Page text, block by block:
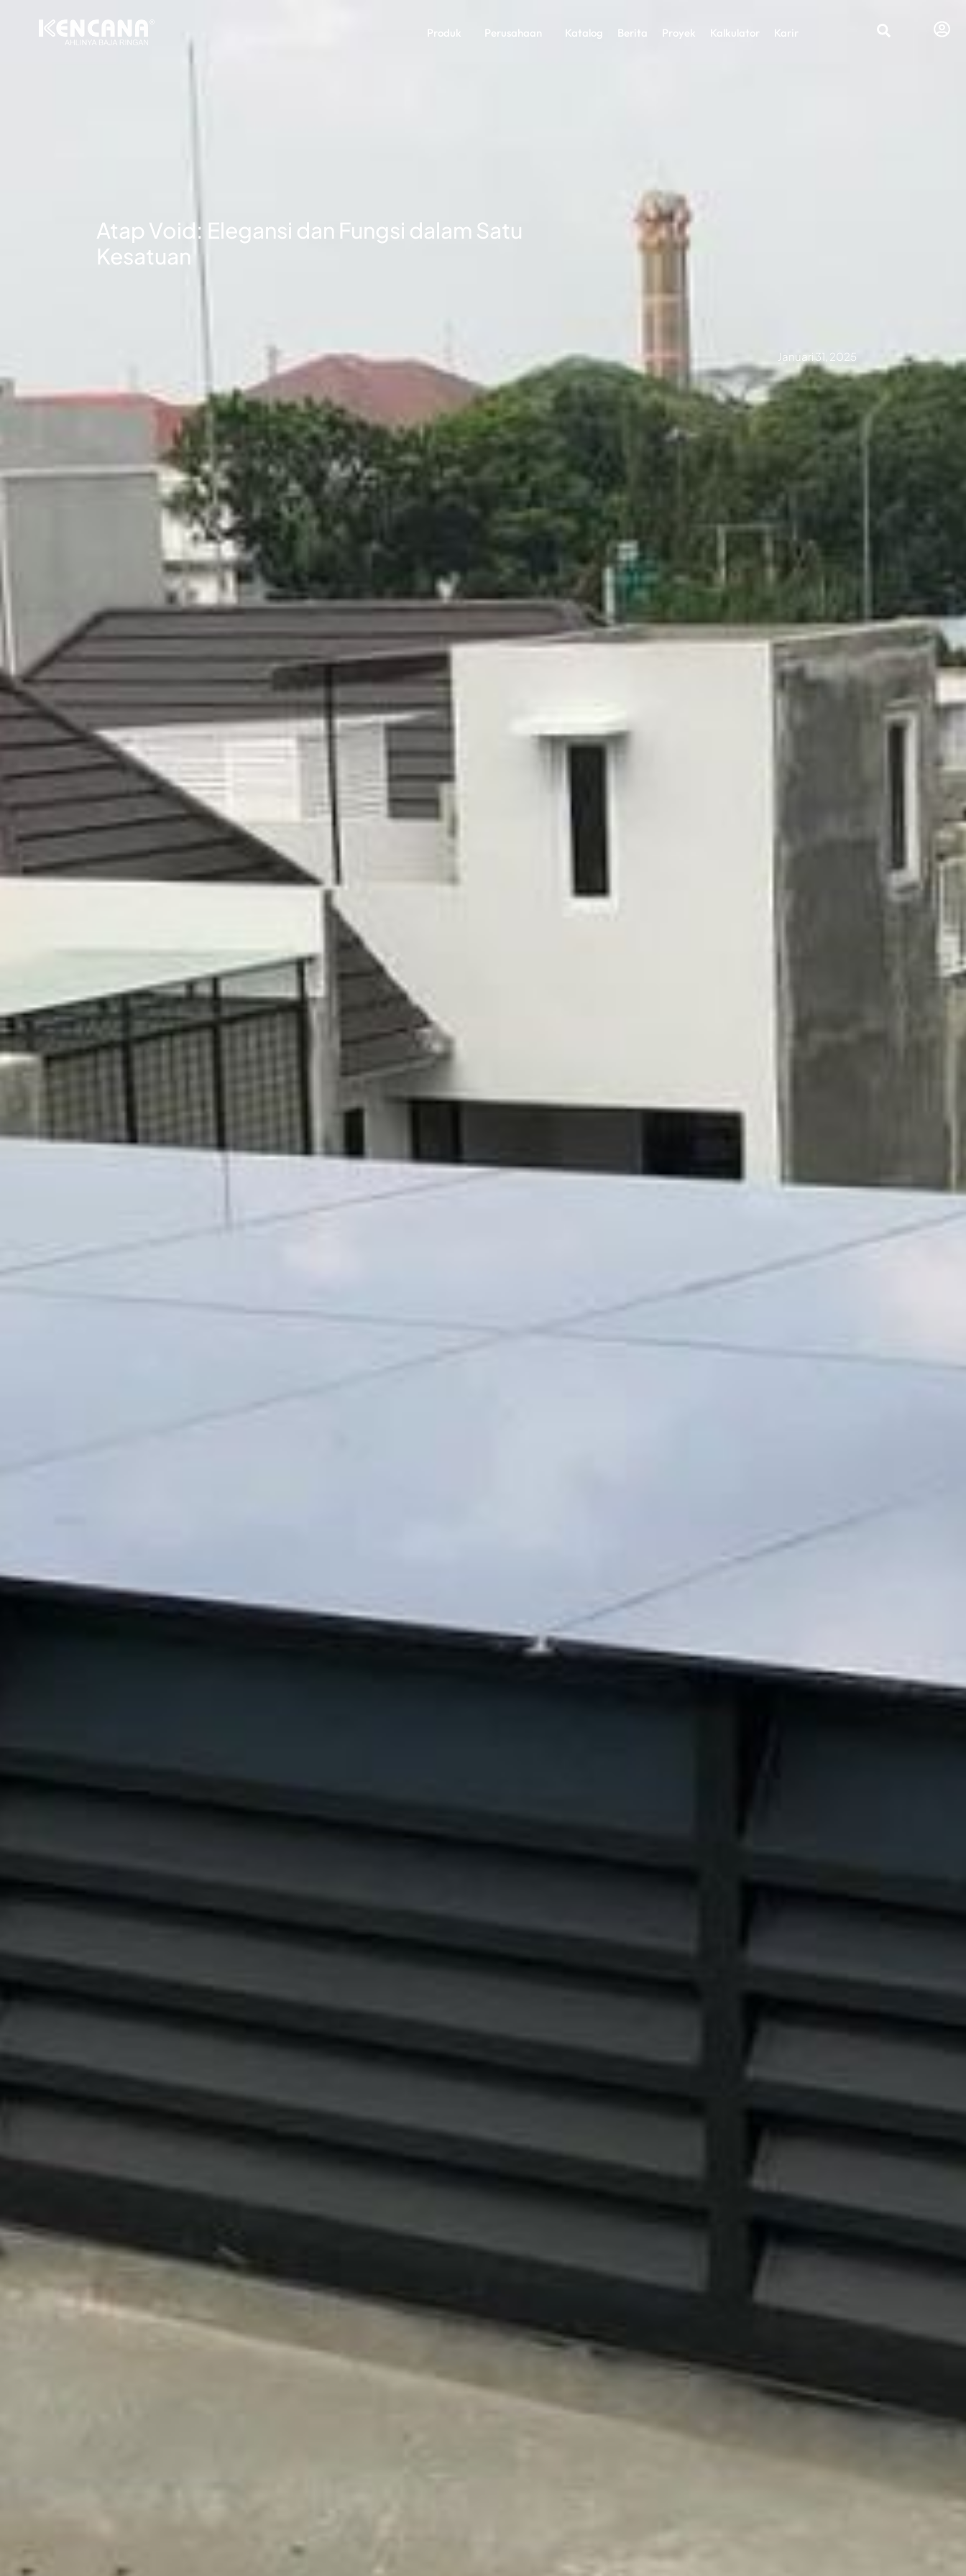
Produk Perusahaan Katalog Berita Proyek Kalkulator Karir
Atap Void: Elegansi dan Fungsi dalam Satu
Kesatuan
Januari 31, 2025